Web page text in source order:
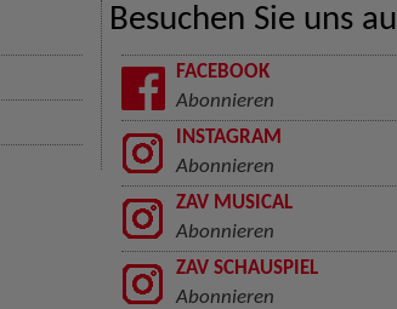
Besuchen Sie uns
FACEBOOK
Abonnieren
INSTAGRAM
Abonnieren
ZAV MUSICAL
Abonnieren
ZAV SCHAUSPIEL
Abonnieren